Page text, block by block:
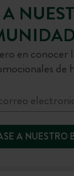
en conocer
de
A NUESTRO